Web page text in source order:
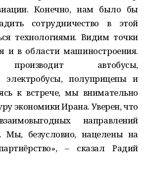
Конечно, нам было бы
сотрудничество в этой
технологиями. Видим точки
и в области машиностроения.
производит автобусы,
электробусы, полуприцепы и
к встрече, мы внимательно
экономики Ирана. Уверен, что
направлений
Мы, безусловно, нацелены на
– сказал Радий